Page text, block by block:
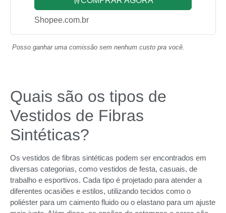
Shopee.com.br
Posso ganhar uma comissão sem nenhum custo pra você.
Quais são os tipos de
Vestidos de Fibras
Sintéticas?
Os vestidos de fibras sintéticas podem ser encontrados em
diversas categorias, como vestidos de festa, casuais, de
trabalho e esportivos. Cada tipo é projetado para atender a
diferentes ocasiões e estilos, utilizando tecidos como o
poliéster para um caimento fluido ou o elastano para um ajuste